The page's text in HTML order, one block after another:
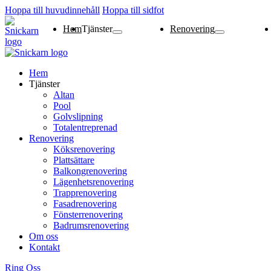
Hoppa till huvudinnehåll Hoppa till sidfot
HemTjänsterAltan
Pool
Golvslipning
Totalentreprenad RenoveringKöksrenovering
Plattsättare
Balkongrenovering
Trapprenovering
Fasadrenovering
Fönsterrenovering
Badrumsrenovering
Hem
Tjänster
Altan
Pool
Golvslipning
Totalentreprenad
Renovering
Köksrenovering
Plattsättare
Balkongrenovering
Lägenhetsrenovering
Trapprenovering
Fasadrenovering
Fönsterrenovering
Badrumsrenovering
Om oss
Kontakt
Ring Oss